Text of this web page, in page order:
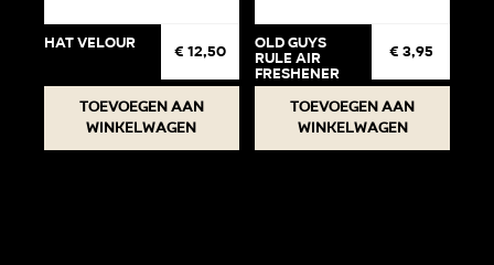
Hat Velour € 12,50
Toevoegen aan
winkelwagen
Old Guys
Rule Air
Freshener
€ 3,95
Toevoegen aan
winkelwagen